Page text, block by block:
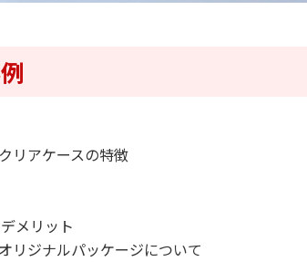
リアケースの特徴
メリット
リジナルパッケージについて